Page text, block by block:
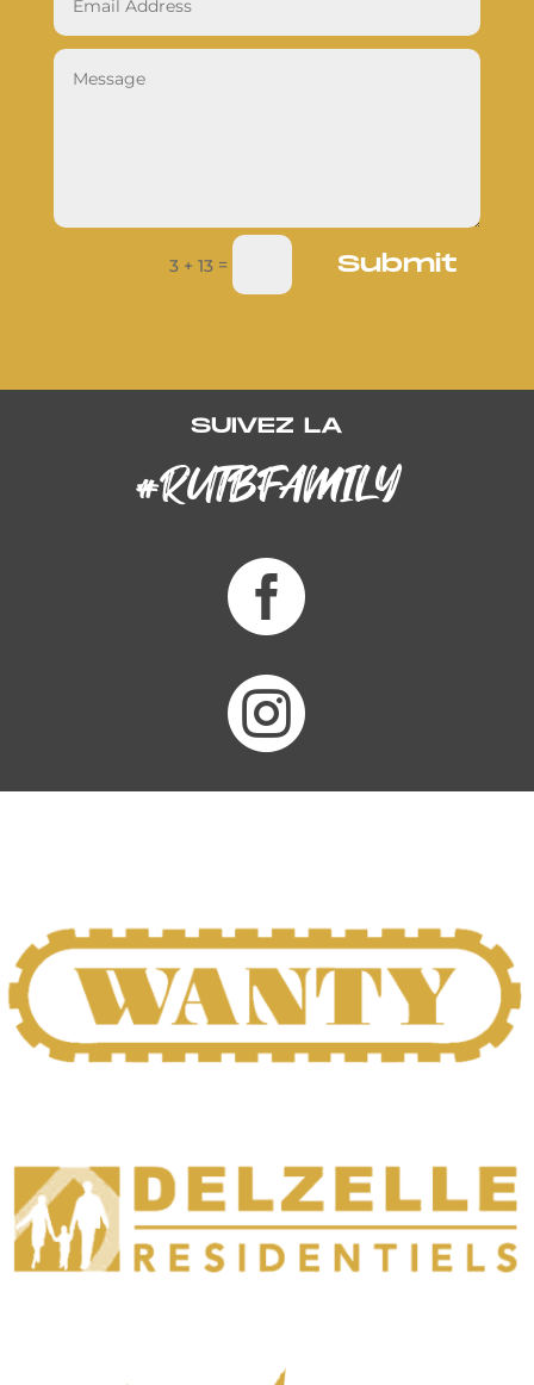
3 + 13 = Submit
SUIVEZ LA
#RUTBFAMILY

